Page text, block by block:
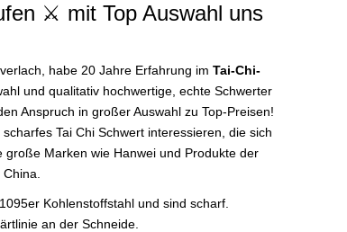
⚔️ mit Top Auswahl uns
habe 20 Jahre Erfahrung im Tai-Chi-
und qualitativ hochwertige, echte Schwerter
Anspruch in großer Auswahl zu Top-Preisen!
Tai Chi Schwert interessieren, die sich
Marken wie Hanwei und Produkte der
Kohlenstoffstahl und sind scharf.
an der Schneide.